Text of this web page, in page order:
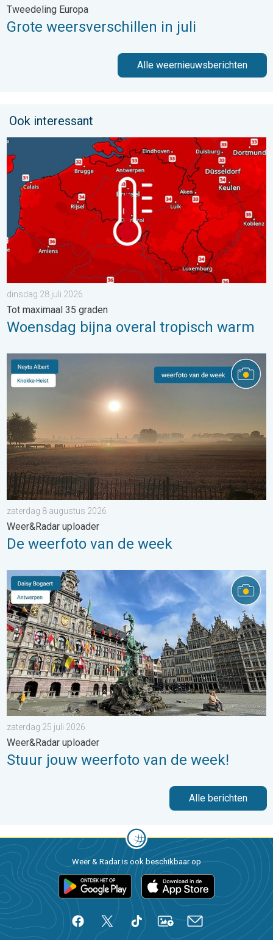
Tweedeling Europa
Grote weersverschillen in juli
Alle weernieuwsberichten
Ook interessant
Woensdag bijna overal tropisch warm. Tot maximaal 35
dinsdag 28 juli 2026
Tot maximaal 35 graden
Woensdag bijna overal tropisch warm
De weerfoto van de week. Weer&Radar uploader. . . zaterdag
zaterdag 8 augustus 2026
Weer&Radar uploader
De weerfoto van de week
Stuur jouw weerfoto van de week!. Weer&Radar uploader. . .
zaterdag 25 juli 2026
Weer&Radar uploader
Stuur jouw weerfoto van de week!
Alle berichten
Weer & Radar is ook beschikbaar op